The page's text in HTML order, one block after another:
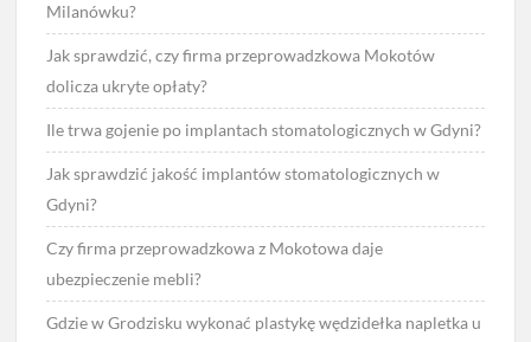
Milanówku?
Jak sprawdzić, czy firma przeprowadzkowa Mokotów
dolicza ukryte opłaty?
Ile trwa gojenie po implantach stomatologicznych w Gdyni?
Jak sprawdzić jakość implantów stomatologicznych w
Gdyni?
Czy firma przeprowadzkowa z Mokotowa daje
ubezpieczenie mebli?
Gdzie w Grodzisku wykonać plastykę wędzidełka napletka u